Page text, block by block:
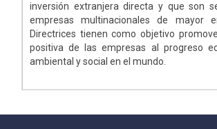
inversión extranjera directa y que son
empresas multinacionales de mayor
Directrices tienen como objetivo
positiva de las empresas al progreso
ambiental y social en el mundo.